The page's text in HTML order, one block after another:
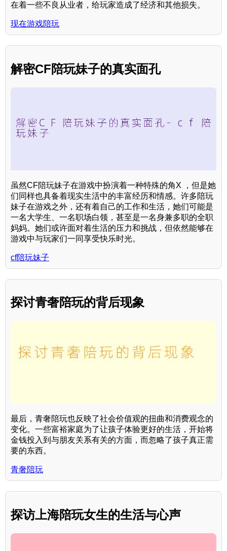
在着一些不良从业者，给玩家造成了经济和其他损失。
现在游戏陪玩
解密CF陪玩妹子的真实面孔
虽然CF陪玩妹子在游戏中扮演着一种特殊的角X ，但是她
们同样也具备着现实生活中的丰富经历和情感。许多陪玩
妹子在游戏之外，还有着自己的工作和生活，她们可能是
一名大学生、一名职场白领，甚至是一名身兼多职的全职
妈妈。她们或许面对着生活的压力和挑战，但依然能够在
游戏中与玩家们一同享受快乐时光。
cf陪玩妹子
探讨青奢陪玩的背后现象
最后，青奢陪玩也反映了社会价值观的扭曲和消费观念的
变化。一些富裕家庭为了让孩子体验更好的生活，开始将
金钱投入到与朋友关系有关的方面，而忽略了孩子真正需
要的东西。
青奢陪玩
探访上海陪玩女生的生活与心声